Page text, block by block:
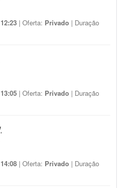
| Oferta: Privado | Duração
| Oferta: Privado | Duração
| Oferta: Privado | Duração